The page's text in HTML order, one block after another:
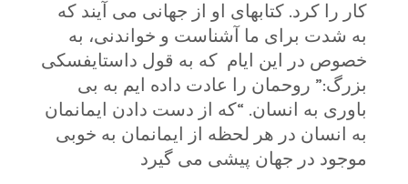
کار را کرد. کتابهای او از جهانی می آیند که
به شدت برای ما آشناست و خواندنی، به
خصوص در این ایام که به قول داستایفسکی
بزرگ:” روحمان را عادت داده ایم به بی
باوری به انسان. “که از دست دادن ایمانمان
به انسان در هر لحظه از ایمانمان به خوبی
موجود در جهان پیشی می گیرد